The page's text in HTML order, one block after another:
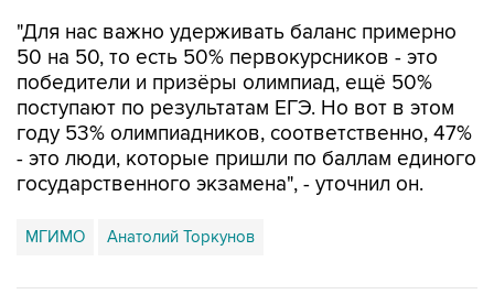
"Для нас важно удерживать баланс примерно
50 на 50, то есть 50% первокурсников - это
победители и призёры олимпиад, ещё 50%
поступают по результатам ЕГЭ. Но вот в этом
году 53% олимпиадников, соответственно, 47%
- это люди, которые пришли по баллам единого
государственного экзамена", - уточнил он.
МГИМО Анатолий Торкунов